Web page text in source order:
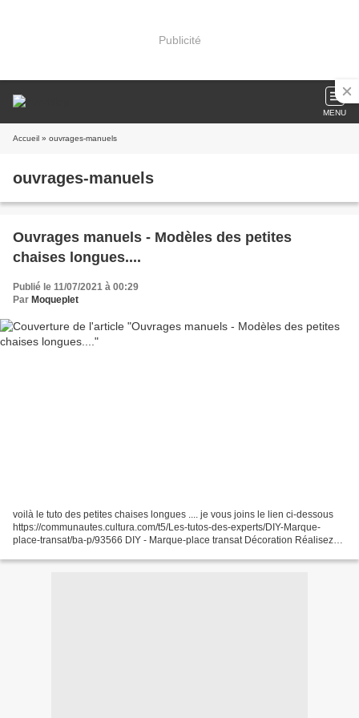
Publicité
MENU
Accueil » ouvrages-manuels
ouvrages-manuels
Ouvrages manuels - Modèles des petites
chaises longues....
Publié le 11/07/2021 à 00:29
Par Moqueplet
voilà le tuto des petites chaises longues .... je vous joins le lien ci-dessous
https://communautes.cultura.com/t5/Les-tutos-des-experts/DIY-Marque-
place-transat/ba-p/93566 DIY - Marque-place transat Décoration Réalisez